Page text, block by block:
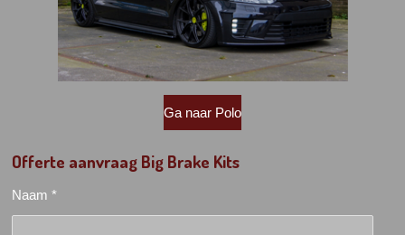
Ga naar Polo
Offerte aanvraag Big Brake Kits
Naam *